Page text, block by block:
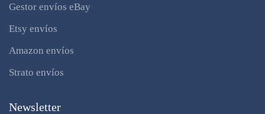
Gestor envíos eBay
Etsy envíos
Amazon envíos
Strato envíos
Newsletter